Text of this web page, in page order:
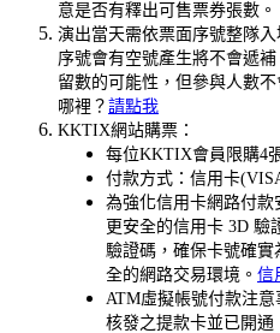
意是否有釋出可售票券張數。
演出當天需依票面序號整隊
序號會有空號產生將不會遞
留數的可能性，但參與人數
哪裡？ 請點我
KKTIX網站購票：
每位KKTIX會員限購4
付款方式：信用卡
為強化信用卡網路付
更安全的信用卡 3D 驗
驗證碼，確保卡號確
全的網路交易環境。 信
ATM虛擬帳號付款注
核發之提款卡並已開